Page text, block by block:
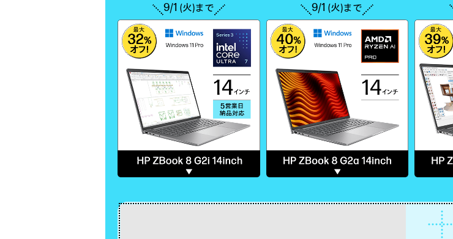
9/1 (火)まで 9/1(火)まで